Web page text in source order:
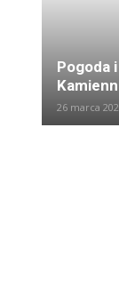
Pogoda
26 marca